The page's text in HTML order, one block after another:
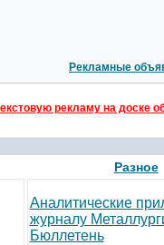
Рекламные
рекламу на доске
Разное
Аналитические
журналу
Бюллетень